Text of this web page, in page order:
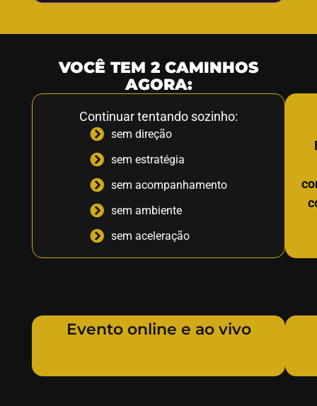
VOCÊ TEM 2 CAMINHOS
AGORA:
Continuar tentando sozinho:
sem direção
sem estratégia
sem acompanhamento
sem ambiente
sem aceleração
Evento online e ao vivo